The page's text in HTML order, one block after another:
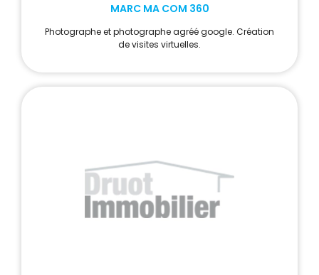
MARC MA COM 360
Photographe et photographe agréé google. Création
de visites virtuelles.